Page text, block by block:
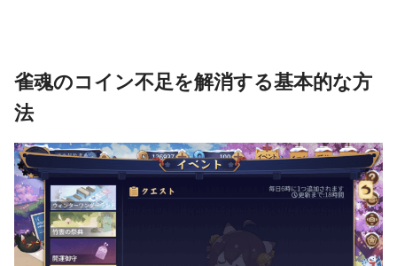
雀魂のコイン不足を解消する基本的な方
法